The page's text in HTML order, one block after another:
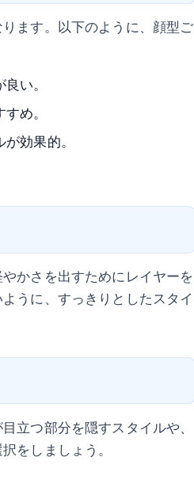
ます。以下のように、顔型ご
い。
め。
効果的。
かさを出すためにレイヤーを
うに、すっきりとしたスタイ
立つ部分を隠すスタイルや、
をしましょう。